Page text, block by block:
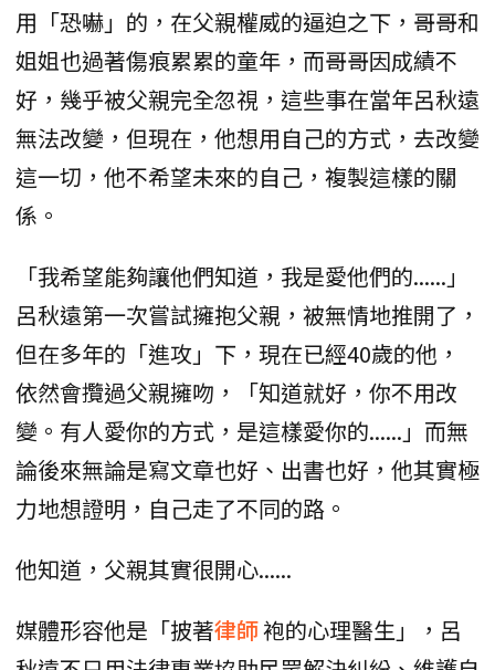
用「恐嚇」的，在父親權威的逼迫之下，哥哥和
姐姐也過著傷痕累累的童年，而哥哥因成績不
好，幾乎被父親完全忽視，這些事在當年呂秋遠
無法改變，但現在，他想用自己的方式，去改變
這一切，他不希望未來的自己，複製這樣的關
係。
「我希望能夠讓他們知道，我是愛他們的......」
呂秋遠第一次嘗試擁抱父親，被無情地推開了，
但在多年的「進攻」下，現在已經40歲的他，
依然會攬過父親擁吻，「知道就好，你不用改
變。有人愛你的方式，是這樣愛你的......」而無
論後來無論是寫文章也好、出書也好，他其實極
力地想證明，自己走了不同的路。
他知道，父親其實很開心......
媒體形容他是「披著律師袍的心理醫生」，呂